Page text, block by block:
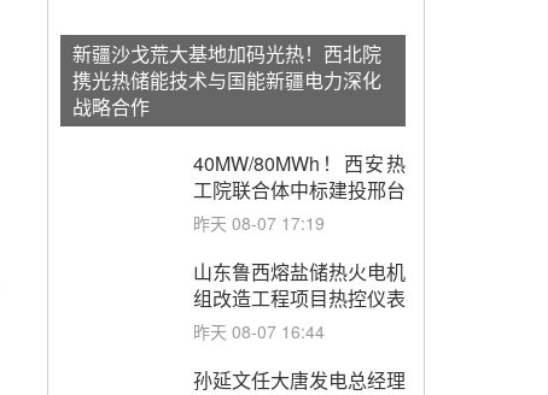
新疆沙戈荒大基地加码光热！西北院
携光热储能技术与国能新疆电力深化
战略合作
40MW/80MWh！西安热
工院联合体中标建投邢台
热电熔盐储热调峰调频改
昨天 08-07 17:19
山东鲁西熔盐储热火电机
组改造工程项目热控仪表
成套设备采购
昨天 08-07 16:44
孙延文任大唐发电总经理